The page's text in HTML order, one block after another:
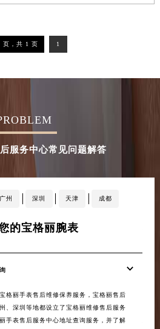
页，共 1 页 1
服务中心常见问题解答
广州 深圳 天津 成都
的宝格丽腕表
格丽手表售后维修保养服务，宝格丽售后
、深圳等地都设立了宝格丽维修售后服务
手表售后服务中心地址查询服务，并了解